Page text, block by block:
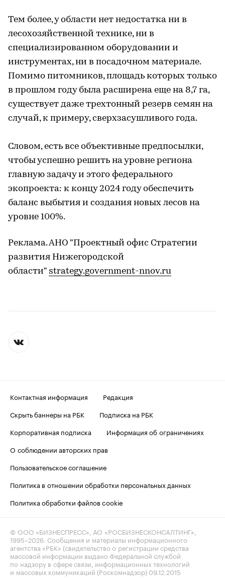
Тем более, у области нет недостатка ни в
лесохозяйственной технике, ни в
специализированном оборудовании и
инструментах, ни в посадочном материале.
Помимо питомников, площадь которых только
в прошлом году была расширена еще на 8,7 га,
существует даже трехтонный резерв семян на
случай, к примеру, сверхзасушливого года.
Словом, есть все объективные предпосылки,
чтобы успешно решить на уровне региона
главную задачу и этого федерального
экопроекта: к концу 2024 году обеспечить
баланс выбытия и создания новых лесов на
уровне 100%.
Реклама. АНО "Проектный офис Стратегии
развития Нижегородской
области" strategy.government-nnov.ru
Контактная информация
Редакция
Скрыть баннеры на РБК
Подписка на РБК
Корпоративная подписка
Информация об ограничениях
О соблюдении авторских прав
Пользовательское соглашение
Политика в отношении обработки персональных данных
Политика обработки файлов cookie
© ООО «БИЗНЕСПРЕСС», АО «РОСБИЗНЕСКОНСАЛТИНГ»,
1995–2026 . Сообщения и материалы информационного
агентства «РБК» (свидетельство о регистрации средства
массовой информации выдано Федеральной службой
по надзору в сфере связи, информационных технологий
и массовых коммуникаций (Роскомнадзор) 09.12.2015